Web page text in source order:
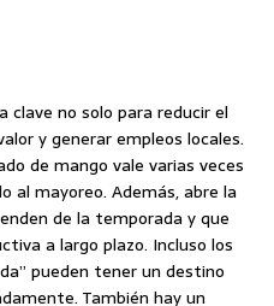
clave no solo para reducir el
y generar empleos locales.
de mango vale varias veces
al mayoreo. Además, abre la
de la temporada y que
a largo plazo. Incluso los
pueden tener un destino
También hay un